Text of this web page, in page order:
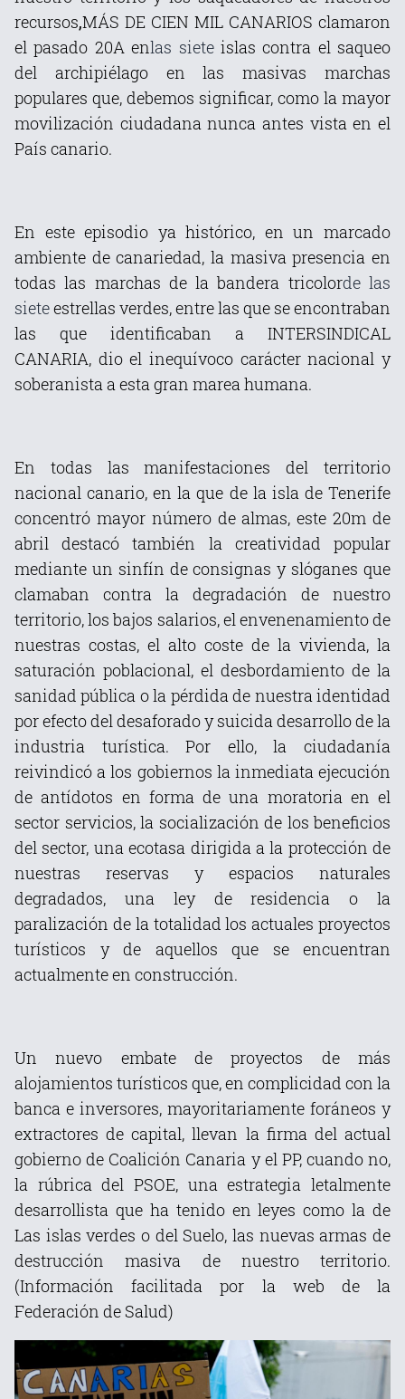
recursos,MÁS DE CIEN MIL CANARIOS clamaron
el pasado 20A enlas siete islas contra el saqueo
del archipiélago en las masivas marchas
populares que, debemos significar, como la mayor
movilización ciudadana nunca antes vista en el
País canario.
En este episodio ya histórico, en un marcado
ambiente de canariedad, la masiva presencia en
todas las marchas de la bandera tricolorde las
sieteestrellas verdes, entre las que se encontraban
las que identificaban a INTERSINDICAL
CANARIA, dio el inequívoco carácter nacional y
soberanista a esta gran marea humana.
En todas las manifestaciones del territorio
nacional canario, en la que de la isla de Tenerife
concentró mayor número de almas, este 20m de
abril destacó también la creatividad popular
mediante un sinfín de consignas y slóganes que
clamaban contra la degradación de nuestro
territorio, los bajos salarios, el envenenamiento de
nuestras costas, el alto coste de la vivienda, la
saturación poblacional, el desbordamiento de la
sanidad pública o la pérdida de nuestra identidad
por efecto del desaforado y suicida desarrollo de la
industria turística. Por ello, la ciudadanía
reivindicó a los gobiernos la inmediata ejecución
de antídotos en forma de una moratoria en el
sector servicios, la socialización de los beneficios
del sector, una ecotasa dirigida a la protección de
nuestras reservas y espacios naturales
degradados, una ley de residencia o la
paralización de la totalidad los actuales proyectos
turísticos y de aquellos que se encuentran
actualmente en construcción.
Un nuevo embate de proyectos de más
alojamientos turísticos que, en complicidad con la
banca e inversores, mayoritariamente foráneos y
extractores de capital, llevan la firma del actual
gobierno de Coalición Canaria y el PP, cuando no,
la rúbrica del PSOE, una estrategia letalmente
desarrollista que ha tenido en leyes como la de
Las islas verdes o del Suelo, las nuevas armas de
destrucción masiva de nuestro territorio.
(Información facilitada por la web de la
Federación de Salud)